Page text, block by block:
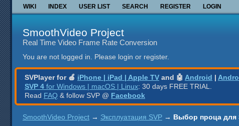
WIKI INDEX USER LIST SEARCH REGISTER LOGIN
SmoothVideo Project
Real Time Video Frame Rate Conversion
You are not logged in. Please login or register.
SVPlayer for 🍎 iPhone | iPad | Apple TV and 🤖 Android |
SVP 4 for Windows | macOS | Linux: 30 days FREE TRIAL.
Read FAQ & follow SVP @ Facebook
SmoothVideo Project → Эксплуатация SVP → Выбор проца для